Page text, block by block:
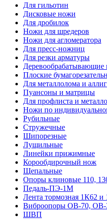
Для гильотин
Дисковые ножи
Для дробилок
Ножи для шредеров
Ножи для агломератора
Для пресс-ножниц
Для резки арматуры
Деревообрабатывающие
Плоские
Для металлолома и
Пуансоны и матрицы
Для профлиста и
Ножи по
Рубильные
Стружечные
Шипорезные
Лущильные
Линейки прижимные
Корообдирочный нож
Щепальные
Опоры клиновые 110,
Педаль-ПЭ-1М
Лента тормозная 1К62 и
Виброопоры OB-70,
ШВП